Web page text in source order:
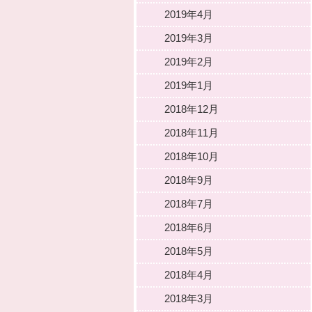
2019年4月
2019年3月
2019年2月
2019年1月
2018年12月
2018年11月
2018年10月
2018年9月
2018年7月
2018年6月
2018年5月
2018年4月
2018年3月